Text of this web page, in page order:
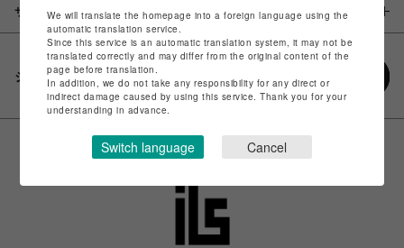
サイズ
シェアする
We will translate the homepage into a foreign language using the
automatic translation service.
Since this service is an automatic translation system, it may not be
translated correctly and may differ from the original content of the
page before translation.
In addition, we do not take any responsibility for any direct or
indirect damage caused by using this service. Thank you for your
understanding in advance.
Switch language Cancel